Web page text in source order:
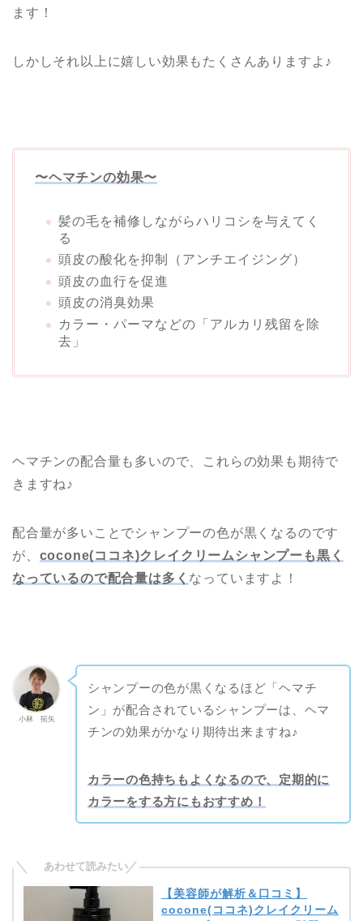
ます！
しかしそれ以上に嬉しい効果もたくさんありますよ♪
〜ヘマチンの効果〜
髪の毛を補修しながらハリコシを与えてく
る
頭皮の酸化を抑制（アンチエイジング）
頭皮の血行を促進
頭皮の消臭効果
カラー・パーマなどの「アルカリ残留を除
去」
ヘマチンの配合量も多いので、これらの効果も期待で
きますね♪
配合量が多いことでシャンプーの色が黒くなるのです
が、 cocone(ココネ)クレイクリームシャンプーも黒く
なっているので配合量は多く なっていますよ！
小林 拓矢
シャンプーの色が黒くなるほど「ヘマチ
ン」が配合されているシャンプーは、ヘマ
チンの効果がかなり期待出来ますね♪
カラーの色持ちもよくなるので、定期的に
カラーをする方にもおすすめ！
【美容師が解析＆口コミ】
cocone(ココネ)クレイクリーム